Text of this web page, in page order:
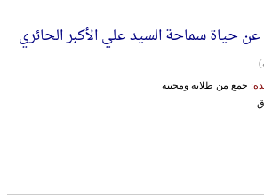
عن حیاة سماحة السید علي الأکبر الحائري
جمع من طلابه ومحبیه